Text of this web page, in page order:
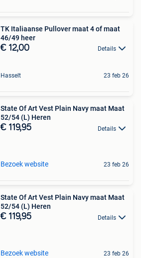
TK Italiaanse Pullover maat 4 of maat
46/49 heer
€ 12,00 Details
Hasselt 23 feb 26
State Of Art Vest Plain Navy maat Maat
52/54 (L) Heren
€ 119,95 Details
Bezoek website 23 feb 26
State Of Art Vest Plain Navy maat Maat
52/54 (L) Heren
€ 119,95 Details
Bezoek website 23 feb 26